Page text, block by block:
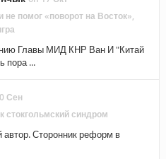
помог «поворот на Восток»,
Главы МИД КНР Ван И "Китай
пора ...
Сен
стокгольмский синдром
автор. Сторонник реформ в